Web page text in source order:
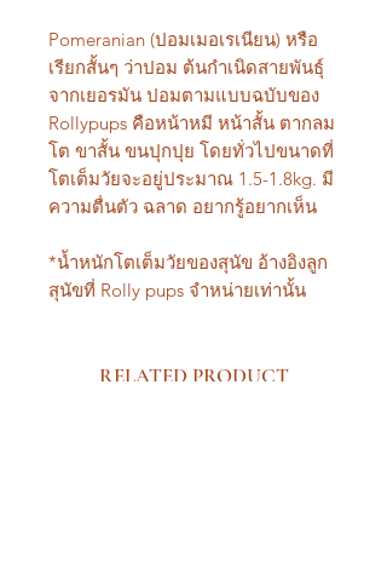
Pomeranian (ปอมเมอเรเนียน) หรือ
เรียกสั้นๆ ว่าปอม ต้นกำเนิดสายพันธุ์
จากเยอรมัน ปอมตามแบบฉบับของ
Rollypups คือหน้าหมี หน้าสั้น ตากลม
โต ขาสั้น ขนปุกปุย โดยทั่วไปขนาดที่
โตเต็มวัยจะอยู่ประมาณ 1.5-1.8kg. มี
ความตื่นตัว ฉลาด อยากรู้อยากเห็น
*น้ำหนักโตเต็มวัยของสุนัข อ้างอิงลูก
สุนัขที่ Rolly pups จำหน่ายเท่านั้น
RELATED PRODUCT